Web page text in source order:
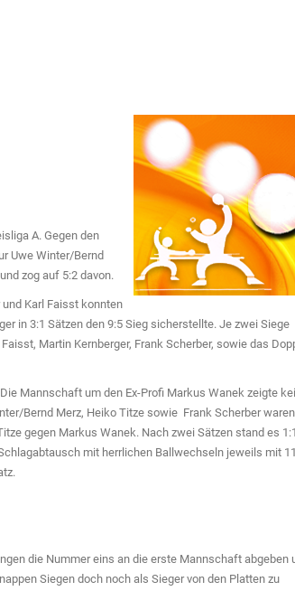
A. Gegen den
Uwe Winter/Bernd
zog auf 5:2 davon.
Karl Faisst konnten
in 3:1 Sätzen den 9:5 Sieg sicherstellte. Je zwei Siege
Martin Kernberger, Frank Scherber, sowie das
Mannschaft um den Ex-Profi Markus Wanek zeigte
Bernd Merz, Heiko Titze sowie Frank Scherber
gegen Markus Wanek. Nach zwei Sätzen stand es
mit herrlichen Ballwechseln jeweils mit
die Nummer eins an die erste Mannschaft abgeben
Siegen doch noch als Sieger von den Platten zu